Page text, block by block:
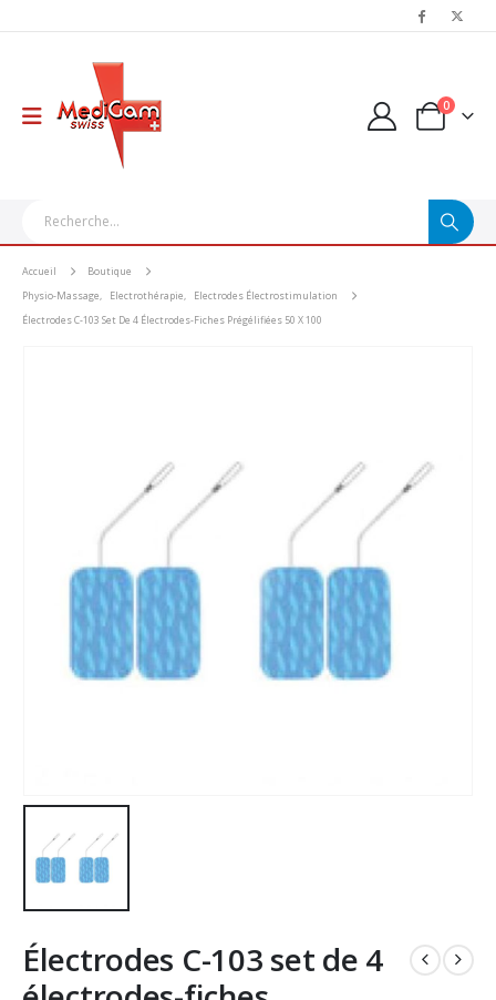
0
Accueil
Boutique
Physio-Massage, Electrothérapie,
Electrodes Électrostimulation
Électrodes C-103 Set De 4 Électrodes-Fiches Prégélifiées 50 X 100
Électrodes C-103 set de 4